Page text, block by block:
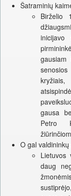
Šatraminių
Birželio
gausiam
gausa
Petro
O gal
Lietuvos
daug